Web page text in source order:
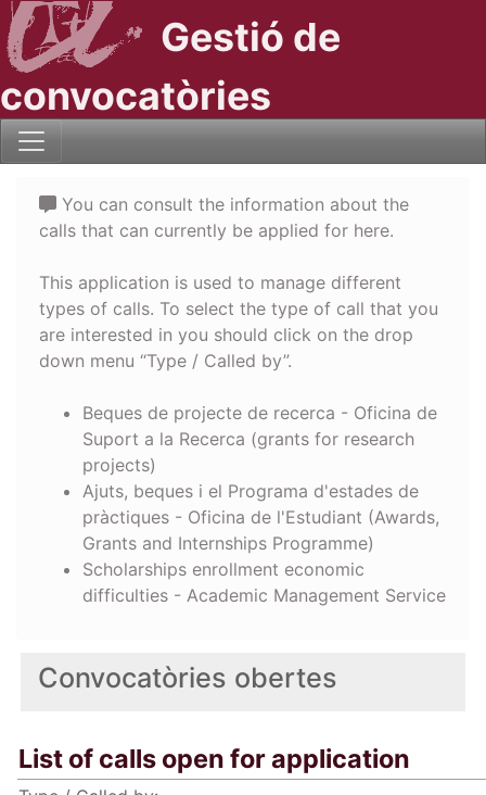
Gestió de
convocatòries
Convocatòries obertes
List of calls open for application
You can consult the information about the
calls that can currently be applied for here.
This application is used to manage different
types of calls. To select the type of call that you
are interested in you should click on the drop
down menu “Type / Called by”.
Beques de projecte de recerca - Oficina de
Suport a la Recerca (grants for research
projects)
Ajuts, beques i el Programa d'estades de
pràctiques - Oficina de l'Estudiant (Awards,
Grants and Internships Programme)
Scholarships enrollment economic
difficulties - Academic Management Service